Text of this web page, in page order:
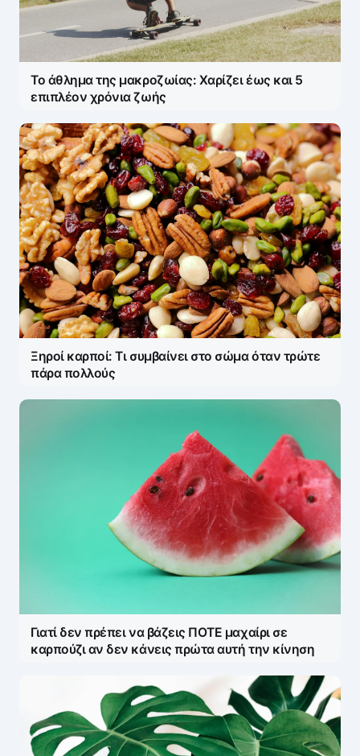
Το άθλημα της μακροζωίας: Χαρίζει έως και 5
επιπλέον χρόνια ζωής
Ξηροί καρποί: Τι συμβαίνει στο σώμα όταν τρώτε
πάρα πολλούς
Γιατί δεν πρέπει να βάζεις ΠΟΤΕ μαχαίρι σε
καρπούζι αν δεν κάνεις πρώτα αυτή την κίνηση